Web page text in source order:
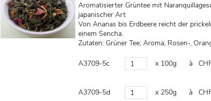
Aromatisierter Grüntee mit
japanischer Art
Von Ananas bis Erdbeere reicht der
einem Sencha.
Zutaten: Grüner Tee, Aroma, Rosen-,
A3709-5c x 100g à
A3709-5d x 250g à